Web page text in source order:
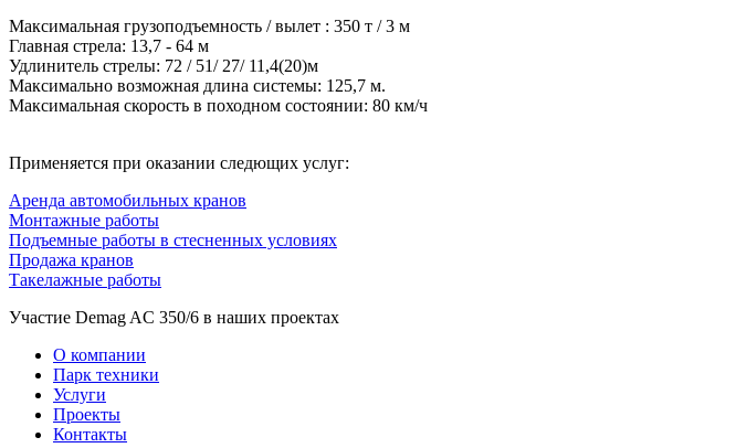
Максимальная грузоподъемность / вылет : 350 т / 3 м
Главная стрела: 13,7 - 64 м
Удлинитель стрелы: 72 / 51/ 27/ 11,4(20)м
Максимально возможная длина системы: 125,7 м.
Максимальная скорость в походном состоянии: 80 км/ч
Применяется при оказании следющих услуг:
Аренда автомобильных кранов
Монтажные работы
Подъемные работы в стесненных условиях
Продажа кранов
Такелажные работы
Участие Demag AC 350/6 в наших проектах
О компании
Парк техники
Услуги
Проекты
Контакты